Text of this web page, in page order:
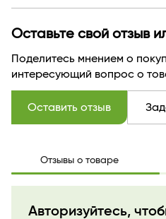
Оставьте свой отзыв
Поделитесь мнением о
интересующий вопрос о
Оставить отзыв
Отзывы о товаре
Авторизуйтесь,